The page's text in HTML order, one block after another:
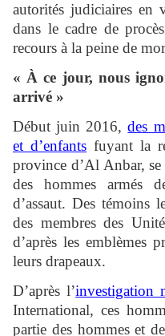
autorités judiciaires en
dans le cadre de
recours à la peine de
« À ce jour, nous
arrivé »
Début juin 2016,des
et d’enfants fuyant la
province d’Al Anbar, se
des hommes armés
d’assaut. Des témoins
des membres des
d’après les emblèmes
leurs drapeaux.
D’après l’investigation
International, ces
partie des hommes et